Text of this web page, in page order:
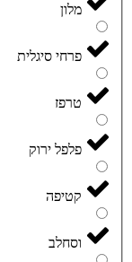
מלון
פרחי סיגלית
טרפז
פלפל ירוק
קטיפה
וסחלב